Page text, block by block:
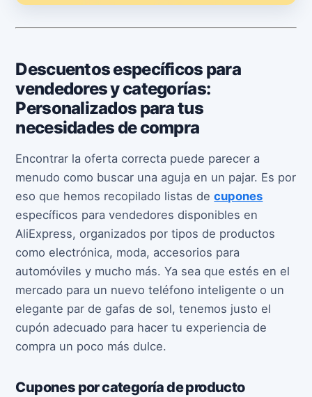
Descuentos específicos para
vendedores y categorías:
Personalizados para tus
necesidades de compra
Encontrar la oferta correcta puede parecer a
menudo como buscar una aguja en un pajar. Es por
eso que hemos recopilado listas decupones
específicos para vendedores disponibles en
AliExpress, organizados por tipos de productos
como electrónica, moda, accesorios para
automóviles y mucho más. Ya sea que estés en el
mercado para un nuevo teléfono inteligente o un
elegante par de gafas de sol, tenemos justo el
cupón adecuado para hacer tu experiencia de
compra un poco más dulce.
Cupones por categoría de producto